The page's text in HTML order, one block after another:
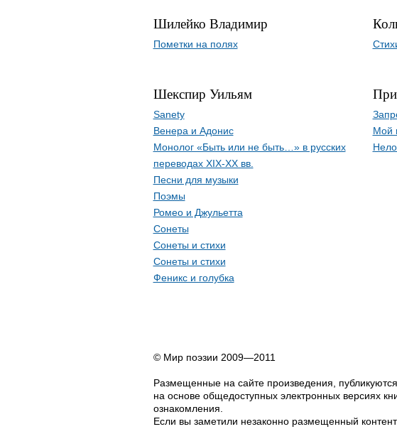
Шилейко Владимир
Пометки на полях
Шекспир Уильям
Sanety
Венера и Адонис
Монолог «Быть или не быть…» в русских
переводах XIX-XX вв.
Песни для музыки
Поэмы
Ромео и Джульетта
Сонеты
Сонеты и стихи
Сонеты и стихи
Феникс и голубка
Мой
© Мир поэзии 2009—2011
Размещенные на сайте произведения,
на основе общедоступных электронных версиях
ознакомления.
Если вы заметили незаконно размещенный